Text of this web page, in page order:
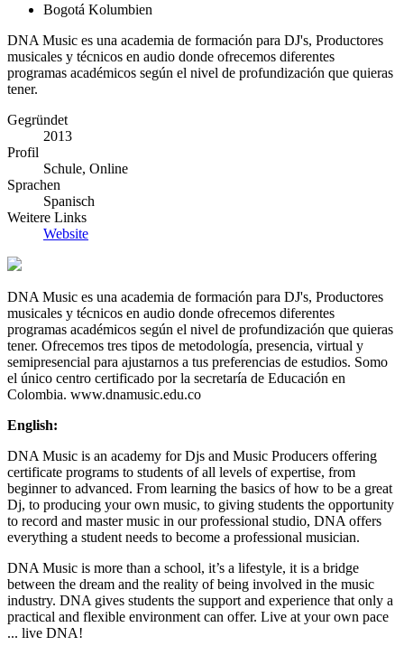
Bogotá Kolumbien
DNA Music es una academia de formación para DJ's, Productores
musicales y técnicos en audio donde ofrecemos diferentes
programas académicos según el nivel de profundización que quieras
tener.
Gegründet
2013
Profil
Schule, Online
Sprachen
Spanisch
Weitere Links
Website
DNA Music es una academia de formación para DJ's, Productores
musicales y técnicos en audio donde ofrecemos diferentes
programas académicos según el nivel de profundización que quieras
tener. Ofrecemos tres tipos de metodología, presencia, virtual y
semipresencial para ajustarnos a tus preferencias de estudios. Somo
el único centro certificado por la secretaría de Educación en
Colombia. www.dnamusic.edu.co
English:
DNA Music is an academy for Djs and Music Producers offering
certificate programs to students of all levels of expertise, from
beginner to advanced. From learning the basics of how to be a great
Dj, to producing your own music, to giving students the opportunity
to record and master music in our professional studio, DNA offers
everything a student needs to become a professional musician.
DNA Music is more than a school, it’s a lifestyle, it is a bridge
between the dream and the reality of being involved in the music
industry. DNA gives students the support and experience that only a
practical and flexible environment can offer. Live at your own pace
... live DNA!